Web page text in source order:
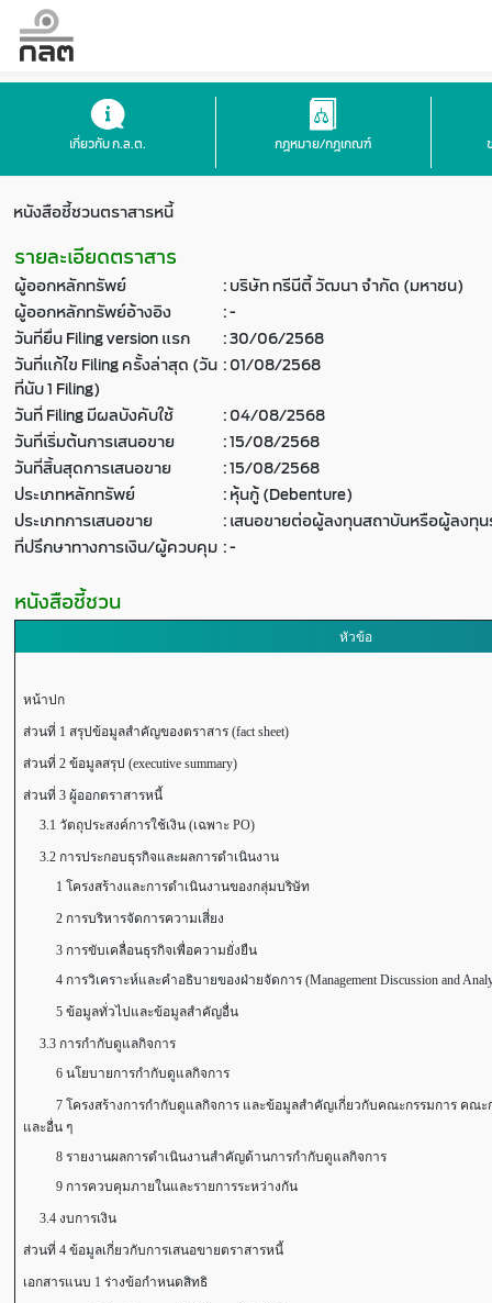
เกี่ยวกับ ก.ล.ต. กฎหมาย/กฎเกณฑ์
หนังสือชี้ชวนตราสารหนี้
รายละเอียดตราสาร
ผู้ออกหลักทรัพย์ :บริษัท ทรีนีตี้ วัฒนา จำกัด (มหาชน)
ผู้ออกหลักทรัพย์อ้างอิง
:-
วันที่ยื่น Filing version แรก
:30/06/2568
วันที่แก้ไข Filing ครั้งล่าสุด (วัน
ที่นับ 1 Filing)
:01/08/2568
วันที่ Filing มีผลบังคับใช้
:04/08/2568
วันที่เริ่มต้นการเสนอขาย
:15/08/2568
วันที่สิ้นสุดการเสนอขาย
:15/08/2568
ประเภทหลักทรัพย์
:หุ้นกู้ (Debenture)
ประเภทการเสนอขาย
:เสนอขายต่อผู้ลงทุนสถาบันหรือผู้ลงทุ
ที่ปรึกษาทางการเงิน/ผู้ควบคุม :-
หนังสือชี้ชวน
หัวข้อ
หน้าปก
ส่วนที่ 1 สรุปข้อมูลสำคัญของตราสาร (fact sheet)
ส่วนที่ 2 ข้อมูลสรุป (executive summary)
ส่วนที่ 3 ผู้ออกตราสารหนี้
3.1 วัตถุประสงค์การใช้เงิน (เฉพาะ PO)
3.2 การประกอบธุรกิจและผลการดำเนินงาน
1 โครงสร้างและการดำเนินงานของกลุ่มบริษัท
2 การบริหารจัดการความเสี่ยง
3 การขับเคลื่อนธุรกิจเพื่อความยั่งยืน
4 การวิเคราะห์และคำอธิบายของฝ่ายจัดการ (Management Discussion and
5 ข้อมูลทั่วไปและข้อมูลสำคัญอื่น
3.3 การกำกับดูแลกิจการ
6 นโยบายการกำกับดูแลกิจการ
7 โครงสร้างการกำกับดูแลกิจการ และข้อมูลสำคัญเกี่ยวกับคณะกรรมการ คณะ
และอื่น ๆ
8 รายงานผลการดำเนินงานสำคัญด้านการกำกับดูแลกิจการ
9 การควบคุมภายในและรายการระหว่างกัน
3.4 งบการเงิน
ส่วนที่ 4 ข้อมูลเกี่ยวกับการเสนอขายตราสารหนี้
เอกสารแนบ 1 ร่างข้อกำหนดสิทธิ